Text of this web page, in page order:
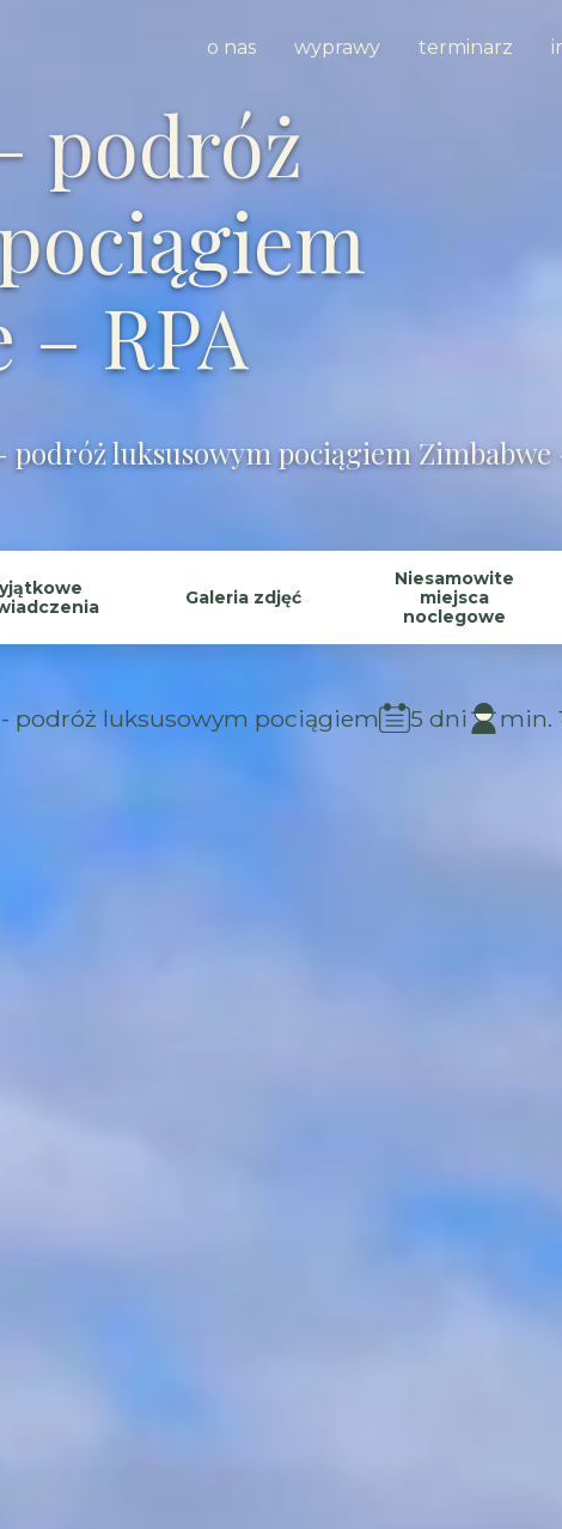
o nas wyprawy terminarz
podróż
RPA
podróż luksusowym pociągiem Zimbabwe
Galeria zdjęć
Niesamowite
miejsca
noclegowe
- podróż luksusowym pociągiem 5 dni min.
pociągiem
Wiktorii do Pretorii.
terenie Afryki Południowej. Oferuje ona wyjątkowe
Rowos rail, znany jako „Duma Afryki” oferuje wysoki